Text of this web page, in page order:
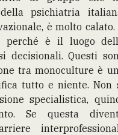
psichiatria
è molto calato.
perché è il luogo
decisionali. Questi
tra monoculture è
tutto e niente. Non
specialistica,
Se questa